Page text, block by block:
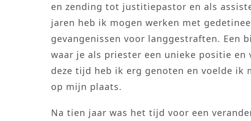
en zending tot justitiepastor en als
jaren heb ik mogen werken met
gevangenissen voor langgestraften. Een
waar je als priester een unieke positie en
deze tijd heb ik erg genoten en voelde
op mijn plaats.
Na tien jaar was het tijd voor een